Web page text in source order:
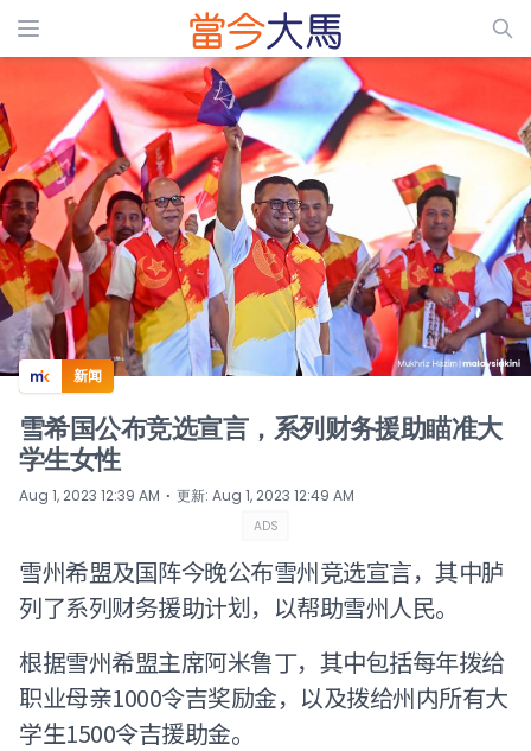
ADS
新闻
雪希国公布竞选宣言，系列财务援助瞄准大
学生女性
Aug 1, 2023 12:39 AM ⋅ 更新: Aug 1, 2023 12:49 AM
ADS
雪州希盟及国阵今晚公布雪州竞选宣言，其中胪
列了系列财务援助计划，以帮助雪州人民。
根据雪州希盟主席阿米鲁丁，其中包括每年拨给
职业母亲1000令吉奖励金，以及拨给州内所有大
学生1500令吉援助金。